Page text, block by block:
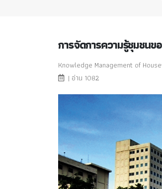
การจัดการความรู้ชุมชน
Knowledge Management of
| อ่าน 1082